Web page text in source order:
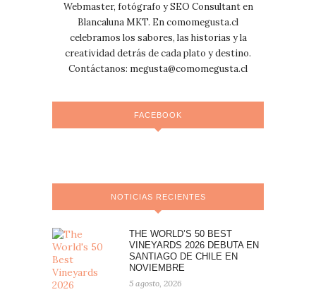
Webmaster, fotógrafo y SEO Consultant en
Blancaluna MKT. En comomegusta.cl
celebramos los sabores, las historias y la
creatividad detrás de cada plato y destino.
Contáctanos: megusta@comomegusta.cl
FACEBOOK
NOTICIAS RECIENTES
THE WORLD’S 50 BEST
VINEYARDS 2026 DEBUTA EN
SANTIAGO DE CHILE EN
NOVIEMBRE
5 agosto, 2026